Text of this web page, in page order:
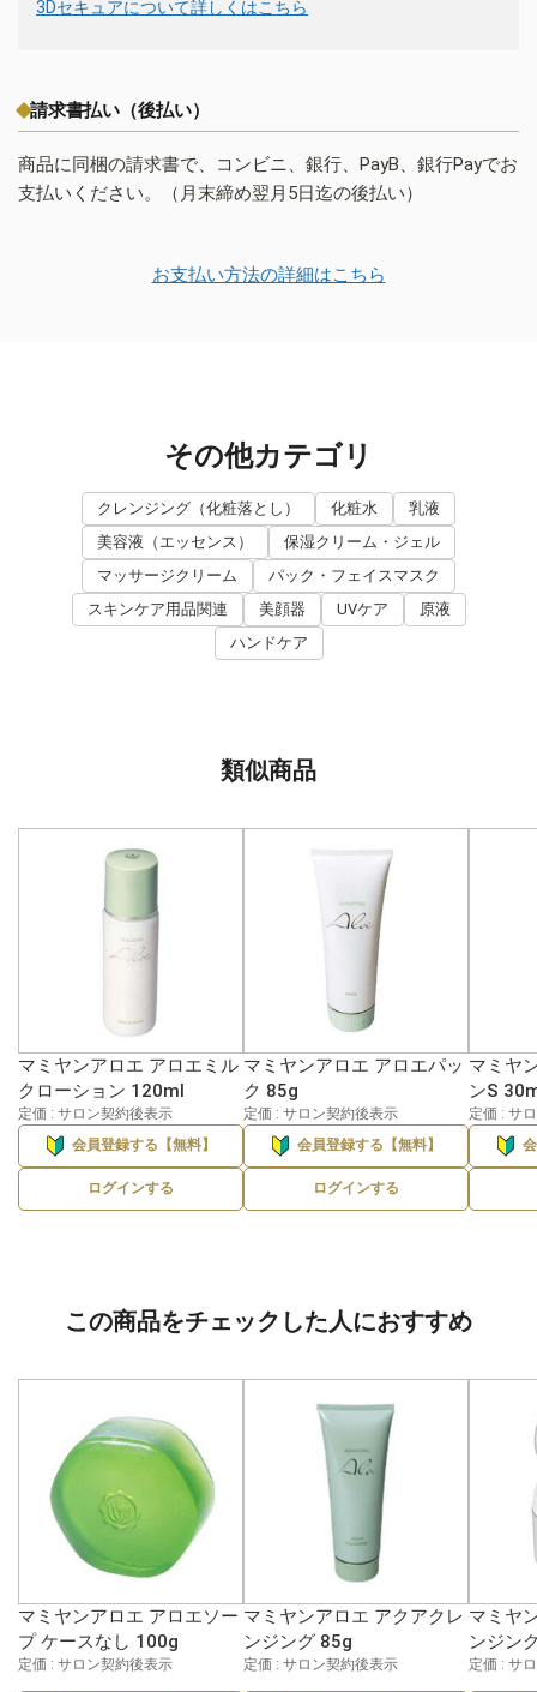
3Dセキュアについて詳しくはこちら
請求書払い（後払い）
商品に同梱の請求書で、コンビニ、銀行、PayB、銀行Payでお
支払いください。（月末締め翌月5日迄の後払い）
お支払い方法の詳細はこちら
その他カテゴリ
クレンジング（化粧落とし） 化粧水
乳液
美容液（エッセンス）
保湿クリーム・ジェル
マッサージクリーム
パック・フェイスマスク
スキンケア用品関連
美顔器 UVケア
原液
ハンドケア
類似商品
マミヤンアロエ アロエミル
クローション 120ml
定価 : サロン契約後表示
会員登録する【無料】
ログインする
マミヤンアロエ アロエパッ
ク 85g
定価 : サロン契約後表示
会員登録する【無料】
ログインする
マミヤ
ンS
定価 : サ
この商品をチェックした人におすすめ
マミヤンアロエ アロエソー
プ ケースなし 100g
定価 : サロン契約後表示
マミヤンアロエ アクアクレ
ンジング 85g
定価 : サロン契約後表示
マミヤ
ンジン
定価 : サ